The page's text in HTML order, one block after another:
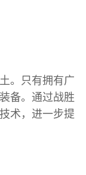
。只有拥有广
备。通过战胜
术，进一步提